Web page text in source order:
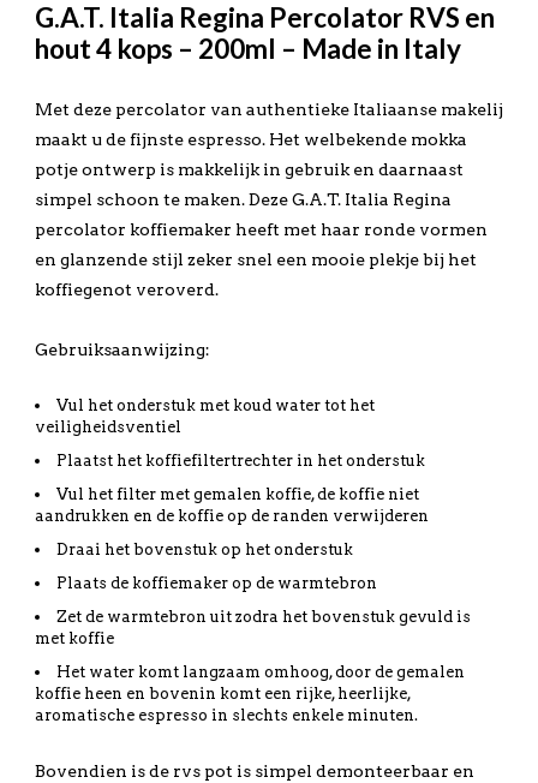
G.A.T. Italia Regina Percolator RVS en
hout 4 kops – 200ml – Made in Italy
Met deze percolator van authentieke Italiaanse makelij
maakt u de fijnste espresso. Het welbekende mokka
potje ontwerp is makkelijk in gebruik en daarnaast
simpel schoon te maken. Deze G.A.T. Italia Regina
percolator koffiemaker heeft met haar ronde vormen
en glanzende stijl zeker snel een mooie plekje bij het
koffiegenot veroverd.
Gebruiksaanwijzing:
Vul het onderstuk met koud water tot het
veiligheidsventiel
Plaatst het koffiefiltertrechter in het onderstuk
Vul het filter met gemalen koffie, de koffie niet
aandrukken en de koffie op de randen verwijderen
Draai het bovenstuk op het onderstuk
Plaats de koffiemaker op de warmtebron
Zet de warmtebron uit zodra het bovenstuk gevuld is
met koffie
Het water komt langzaam omhoog, door de gemalen
koffie heen en bovenin komt een rijke, heerlijke,
aromatische espresso in slechts enkele minuten.
Bovendien is de rvs pot is simpel demonteerbaar en